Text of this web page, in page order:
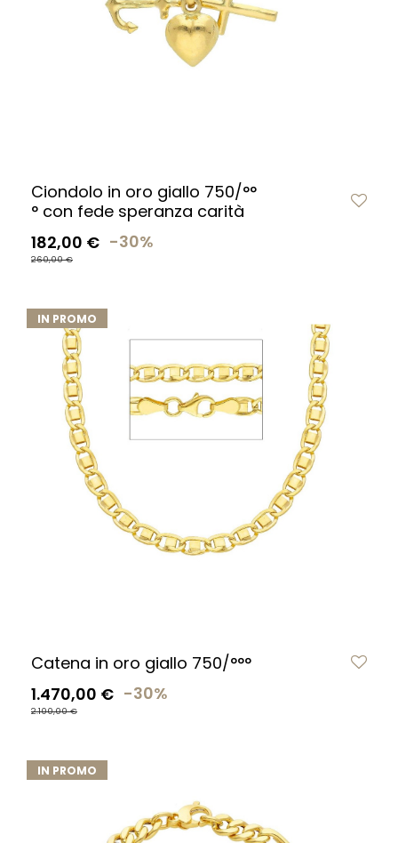
Ciondolo in oro giallo 750/°°
° con fede speranza carità
182,00 € -30%
260,00 €
IN PROMO
Catena in oro giallo 750/°°°
1.470,00 € -30%
2.100,00 €
IN PROMO